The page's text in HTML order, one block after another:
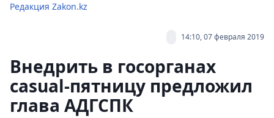
Редакция Zakon.kz
14:10, 07 февраля 2019
Внедрить в госорганах
casual-пятницу предложил
глава АДГСПК